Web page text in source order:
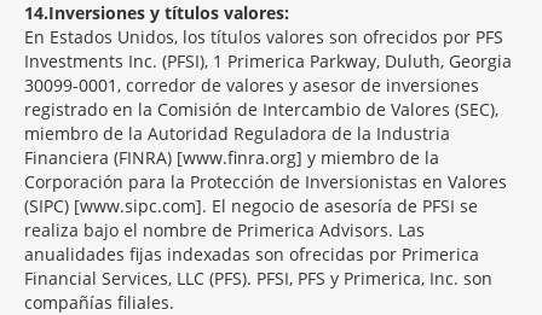
14 Inversiones y títulos valores:
En Estados Unidos, los títulos valores son ofrecidos por PFS
Investments Inc. (PFSI), 1 Primerica Parkway, Duluth, Georgia
30099-0001, corredor de valores y asesor de inversiones
registrado en la Comisión de Intercambio de Valores (SEC),
miembro de la Autoridad Reguladora de la Industria
Financiera (FINRA) [www.finra.org] y miembro de la
Corporación para la Protección de Inversionistas en Valores
(SIPC) [www.sipc.com]. El negocio de asesoría de PFSI se
realiza bajo el nombre de Primerica Advisors. Las
anualidades fijas indexadas son ofrecidas por Primerica
Financial Services, LLC (PFS). PFSI, PFS y Primerica, Inc. son
compañías filiales.